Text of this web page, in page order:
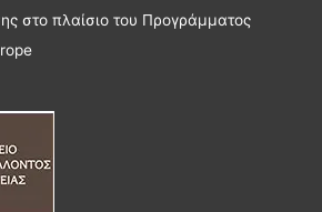
στο πλαίσιο του Προγράμματος